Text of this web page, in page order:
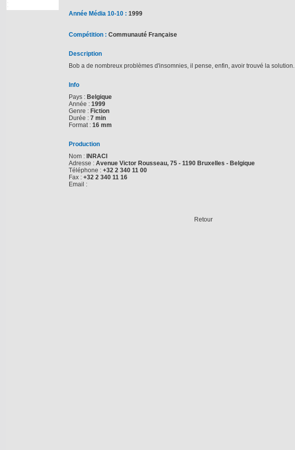
Année Média 10-10 : 1999
Compétition : Communauté Française
Description
Bob a de nombreux problèmes d'insomnies, il pense, enfin, avoir trouvé la solution.
Info
Pays : Belgique
Année : 1999
Genre : Fiction
Durée : 7 min
Format : 16 mm
Production
Nom : INRACI
Adresse : Avenue Victor Rousseau, 75 - 1190 Bruxelles - Belgique
Téléphone : +32 2 340 11 00
Fax : +32 2 340 11 16
Email :
Retour